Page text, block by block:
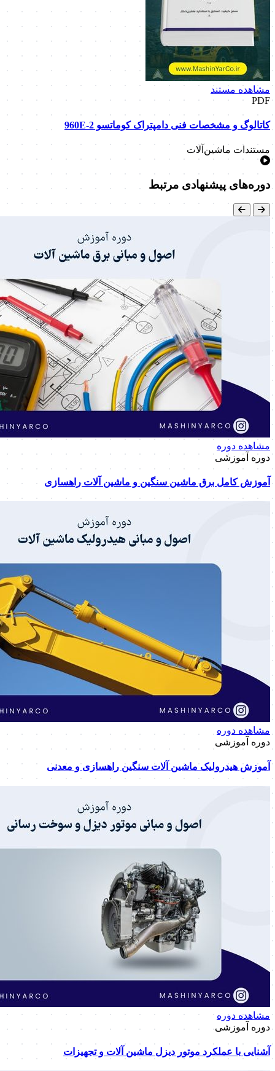
مشاهده مستند
PDF
کاتالوگ و مشخصات فنی دامپتراک کوماتسو 960E-2
مستندات ماشین‌آلات
دوره‌های پیشنهادی مرتبط
مشاهده دوره
دوره آموزشی
آموزش کامل برق ماشین سنگین و ماشین آلات راهسازی
مشاهده دوره
دوره آموزشی
آموزش هیدرولیک ماشین آلات سنگین راهسازی و معدنی
مشاهده دوره
دوره آموزشی
آشنایی با عملکرد موتور دیزل ماشین آلات و تجهیزات